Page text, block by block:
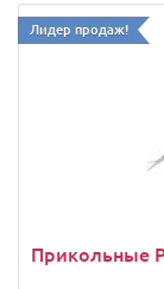
Лидер продаж!
Прикольные